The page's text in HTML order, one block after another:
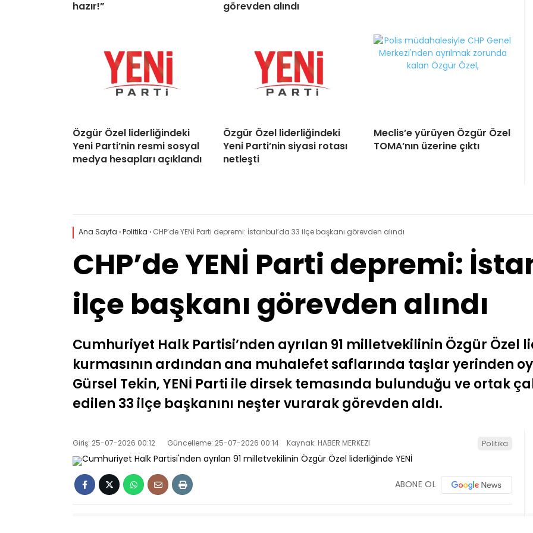
hazır!”
görevden alındı
Özgür Özel liderliğindeki
Yeni Parti’nin resmi sosyal
medya hesapları açıklandı
Özgür Özel liderliğindeki
Yeni Parti’nin siyasi rotası
netleşti
Meclis’e yürüyen Özgür Özel
TOMA’nın üzerine çıktı
Ana Sayfa ›Politika › CHP’de YENİ Parti depremi: İstanbul’da 33 ilçe başkanı görevden alındı
CHP’de YENİ Parti depremi:
ilçe başkanı görevden alındı
Cumhuriyet Halk Partisi’nden ayrılan 91 milletvekilinin Özgür Özel
kurmasının ardından ana muhalefet saflarında taşlar yerinden
Gürsel Tekin, YENİ Parti ile dirsek temasında bulunduğu ve ortak
edilen 33 ilçe başkanını neşter vurarak görevden aldı.
Giriş: 25-07-2026 00:12 Güncelleme: 25-07-2026 00:14 Kaynak: HABER MERKEZI Politika
ABONE OL